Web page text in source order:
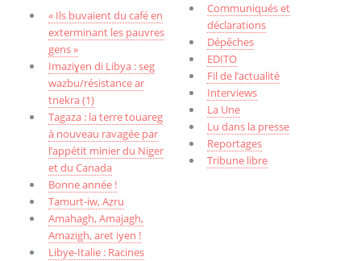
« Ils buvaient du café en
exterminant les pauvres
gens »
Imaziɣen di Libya : seg
wazbu/résistance ar
tnekra (1)
Tagaza : la terre touareg
à nouveau ravagée par
l’appétit minier du Niger
et du Canada
Bonne année !
Tamurt-iw, Aẓru
Amahagh, Amajagh,
Amazigh, aret iyen !
Libye-Italie : Racines
Communiqués et
déclarations
Dépêches
EDITO
Fil de l’actualité
Interviews
La Une
Lu dans la presse
Reportages
Tribune libre